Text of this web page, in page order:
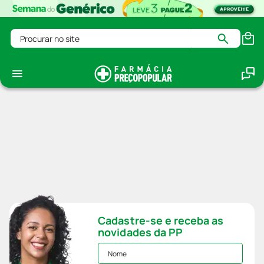
Procurar no site
Cadastre-se e receba as
novidades da PP